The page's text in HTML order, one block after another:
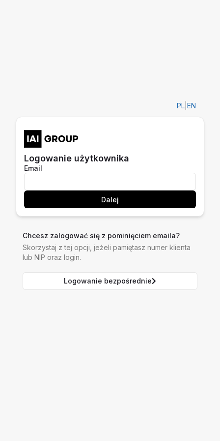
PL EN
Logowanie użytkownika
Email
Dalej
Chcesz zalogować się z pominięciem emaila?
Skorzystaj z tej opcji, jeżeli pamiętasz numer klienta
lub NIP oraz login.
Logowanie bezpośrednie